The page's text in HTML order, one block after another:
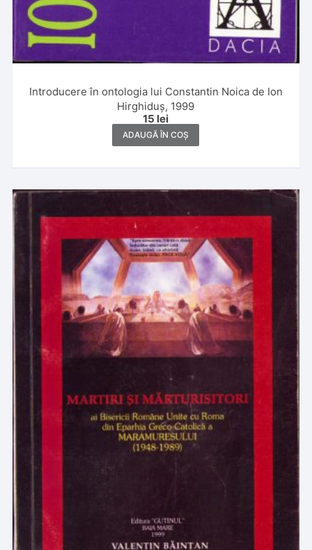
Introducere în ontologia lui Constantin Noica de Ion
Hirghiduș, 1999
15 lei
ADAUGĂ ÎN COȘ